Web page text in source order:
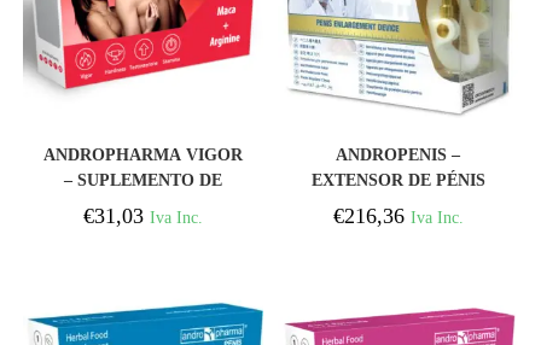
ANDROPHARMA VIGOR
– SUPLEMENTO DE
AUMENTO DA LIBIDO
€31,03 Iva Inc.
ANDROPENIS –
EXTENSOR DE PÉNIS
DOURADO
€216,36 Iva Inc.